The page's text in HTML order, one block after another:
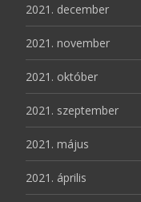
2021. december
2021. november
2021. október
2021. szeptember
2021. május
2021. április